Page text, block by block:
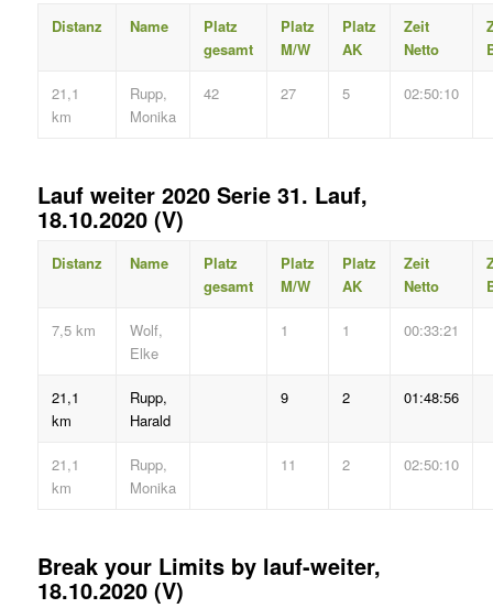
Distanz Name
Platz
gesamt
Platz
M/W
Platz
AK
Zeit
Netto
21,1
km
Rupp,
Monika
42 27 5 02:50:10
Lauf weiter 2020 Serie 31. Lauf,
18.10.2020 (V)
Distanz Name
Platz
gesamt
Platz
M/W
Platz
AK
Zeit
Netto
7,5 km
Wolf,
Elke
1 1 00:33:21
21,1
km
Rupp,
Harald
9 2 01:48:56
21,1
km
Rupp,
Monika
11 2 02:50:10
Break your Limits by lauf-weiter,
18.10.2020 (V)